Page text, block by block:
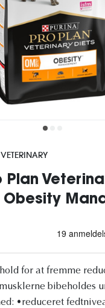
Plan
Obesity
for at fremme
bibeholdes
•reduceret